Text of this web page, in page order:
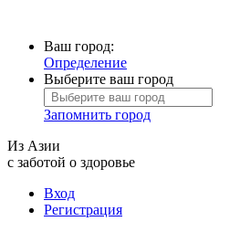
Ваш город:
Определение
Выберите ваш город
Запомнить город
Из Азии
с заботой о здоровье
Вход
Регистрация